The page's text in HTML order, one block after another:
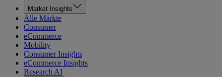
Market Insights
Alle Märkte
Consumer
eCommerce
Mobility
Consumer Insights
eCommerce Insights
Research AI